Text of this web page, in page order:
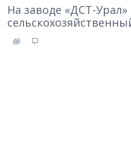
На заводе «ДСТ-